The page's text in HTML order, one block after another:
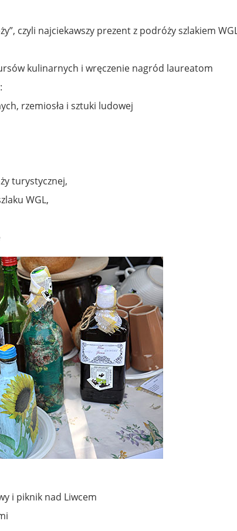
czyli najciekawszy prezent z podróży szlakiem
kulinarnych i wręczenie nagród laureatom
rzemiosła i sztuki ludowej
turystycznej,
WGL,
i piknik nad Liwcem